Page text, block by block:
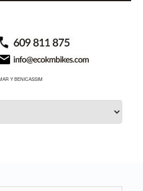
Y BENICASSIM